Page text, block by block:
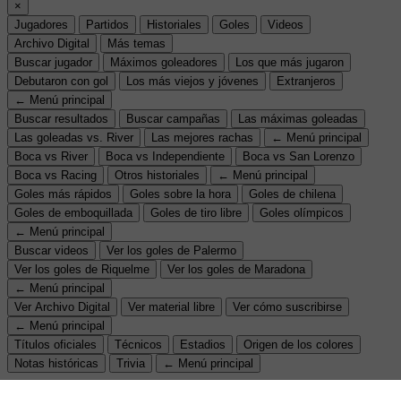
×
Jugadores
Partidos Historiales Goles
Videos
Archivo Digital
Más temas
Buscar jugador
Máximos goleadores
Los que más jugaron
Debutaron con gol
Los más viejos y jóvenes
Extranjeros
← Menú principal
Buscar resultados
Buscar campañas
Las máximas goleadas
Las goleadas vs. River
Las mejores rachas
← Menú principal
Boca vs River
Boca vs Independiente
Boca vs San Lorenzo
Boca vs Racing
Otros historiales
← Menú principal
Goles más rápidos
Goles sobre la hora
Goles de chilena
Goles de emboquillada
Goles de tiro libre
Goles olímpicos
← Menú principal
Buscar videos
Ver los goles de Palermo
Ver los goles de Riquelme
Ver los goles de Maradona
← Menú principal
Ver Archivo Digital
Ver material libre
Ver cómo suscribirse
← Menú principal
Títulos oficiales
Técnicos Estadios
Origen de los colores
Notas históricas
Trivia ← Menú principal